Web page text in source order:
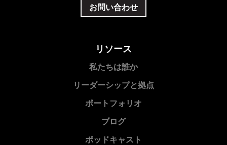
お問い合わせ
リソース
私たちは誰か
リーダーシップと拠点
ポートフォリオ
ブログ
ポッドキャスト